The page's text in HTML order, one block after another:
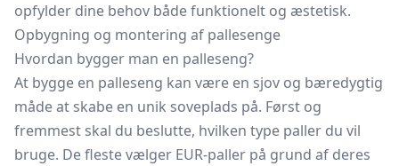
opfylder dine behov både funktionelt og æstetisk.
Opbygning og montering af pallesenge
Hvordan bygger man en palleseng?
At bygge en palleseng kan være en sjov og bæredygtig
måde at skabe en unik soveplads på. Først og
fremmest skal du beslutte, hvilken type paller du vil
bruge. De fleste vælger EUR-paller på grund af deres